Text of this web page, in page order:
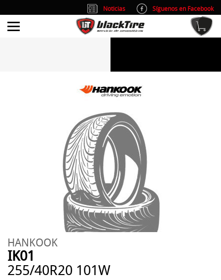
HANKOOK
IK01
255/40R20 101W
Noticias
Síguenos en Facebook
info@blacktire.es
Atención al cliente: L/V 9:00-14:00 y 15:00-19:00